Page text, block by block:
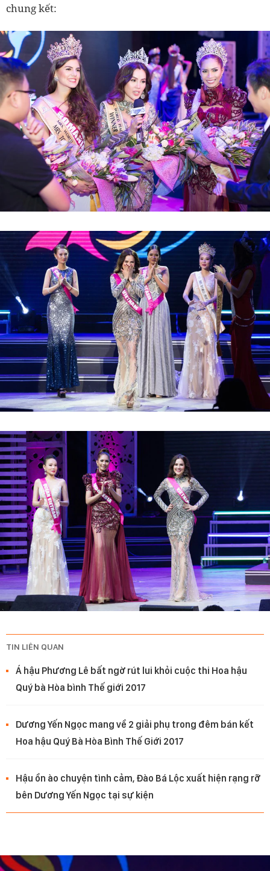
chung kết:
TIN LIÊN QUAN
Á hậu Phương Lê bất ngờ rút lui khỏi cuộc thi Hoa hậu
Quý bà Hòa bình Thế giới 2017
Dương Yến Ngọc mang về 2 giải phụ trong đêm bán kết
Hoa hậu Quý Bà Hòa Bình Thế Giới 2017
Hậu ồn ào chuyện tình cảm, Đào Bá Lộc xuất hiện rạng rỡ
bên Dương Yến Ngọc tại sự kiện